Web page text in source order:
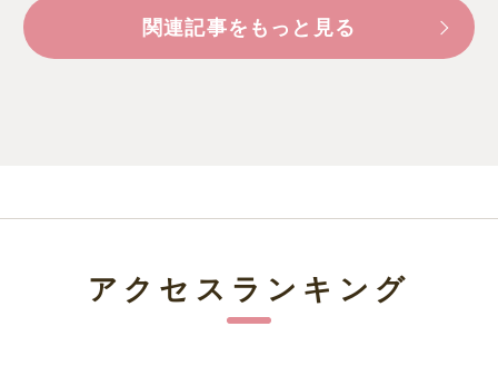
関連記事をもっと見る
アクセスランキング